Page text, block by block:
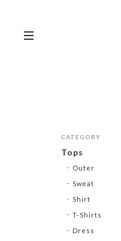
CATEGORY
Tops
Outer
Sweat
Shirt
T-Shirts
Dress